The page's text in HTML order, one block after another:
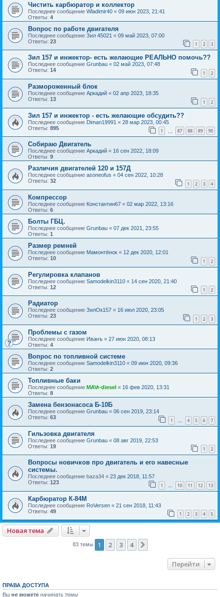
Чистить карбюратор и коллектор
Последнее сообщение Wladimir40 « 09 июн 2023, 21:41
Ответы: 4
Вопрос по работе двигателя
Последнее сообщение Зил 45021 « 09 май 2023, 07:00
Ответы: 23 1 2 3
Зил 157 и инжектор- есть желающие РЕАЛЬНО помочь??
Последнее сообщение Grunbau « 02 май 2023, 07:48
Ответы: 14 1 2
Размороженный блок
Последнее сообщение Аркадий « 02 апр 2023, 18:35
Ответы: 13 1 2
Зил 157 и инжектор - есть желающие обсудить??
Последнее сообщение Diman19991 « 28 мар 2023, 00:45
Ответы: 895 1 87 88 89 90
Собираю Двигатель
Последнее сообщение Аркадий « 16 сен 2022, 18:09
Ответы: 9
Различия двигателей 120 и 157Д
Последнее сообщение asoneofus « 04 сен 2022, 10:28
Ответы: 32 1 2 3 4
Компрессор
Последнее сообщение Константин67 « 02 мар 2022, 13:16
Ответы: 6
Болты ГБЦ.
Последнее сообщение Grunbau « 07 дек 2021, 23:55
Ответы: 1
Размер ремней
Последнее сообщение Мамонтёнок « 12 дек 2020, 12:01
Ответы: 10 1 2
Регулировка клапанов
Последнее сообщение Samodelkin3110 « 14 сен 2020, 21:40
Ответы: 12 1 2
Радиатор
Последнее сообщение ЗилОк157 « 16 июл 2020, 23:05
Ответы: 23 1 2 3
Проблемы с газом
Последнее сообщение Иванъ « 27 июн 2020, 08:13
Ответы: 4
Вопрос по топливной системе
Последнее сообщение Samodelkin3110 « 09 июн 2020, 09:36
Ответы: 2
Топливные баки
Последнее сообщение MAVr-diesel « 16 фев 2020, 13:31
Ответы: 8
Замена бензонасоса Б-10Б
Последнее сообщение Grunbau « 06 сен 2019, 23:14
Ответы: 63 1 … 4 5 6 7
Гильзовка двигателя
Последнее сообщение Grunbau « 08 авг 2019, 22:53
Ответы: 19 1 2
Вопросы новичков про двигатель и его навесные
системы.
Последнее сообщение baza34 « 23 дек 2018, 11:57
Ответы: 123 1 … 10 11 12 13
Карбюратор К-84М
Последнее сообщение RoVersen « 21 сен 2018, 11:43
Ответы: 49 1 2 3 4 5
Новая тема
83 темы 1 2 3 4
Перейти
ПРАВА ДОСТУПА
Вы не можете начинать темы